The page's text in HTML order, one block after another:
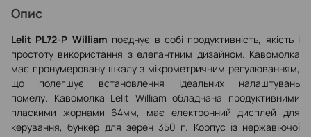
Опис
Lelit PL72-P William поєднує в собі продуктивність, якість і
простоту використання з елегантним дизайном. Кавомолка
має пронумеровану шкалу з мікрометричним регулюванням,
що полегшує встановлення ідеальних налаштувань
помелу. Кавомолка Lelit William обладнана продуктивними
пласкими жорнами 64мм, має електронний дисплей для
керування, бункер для зерен 350 г. Корпус із нержавіючої